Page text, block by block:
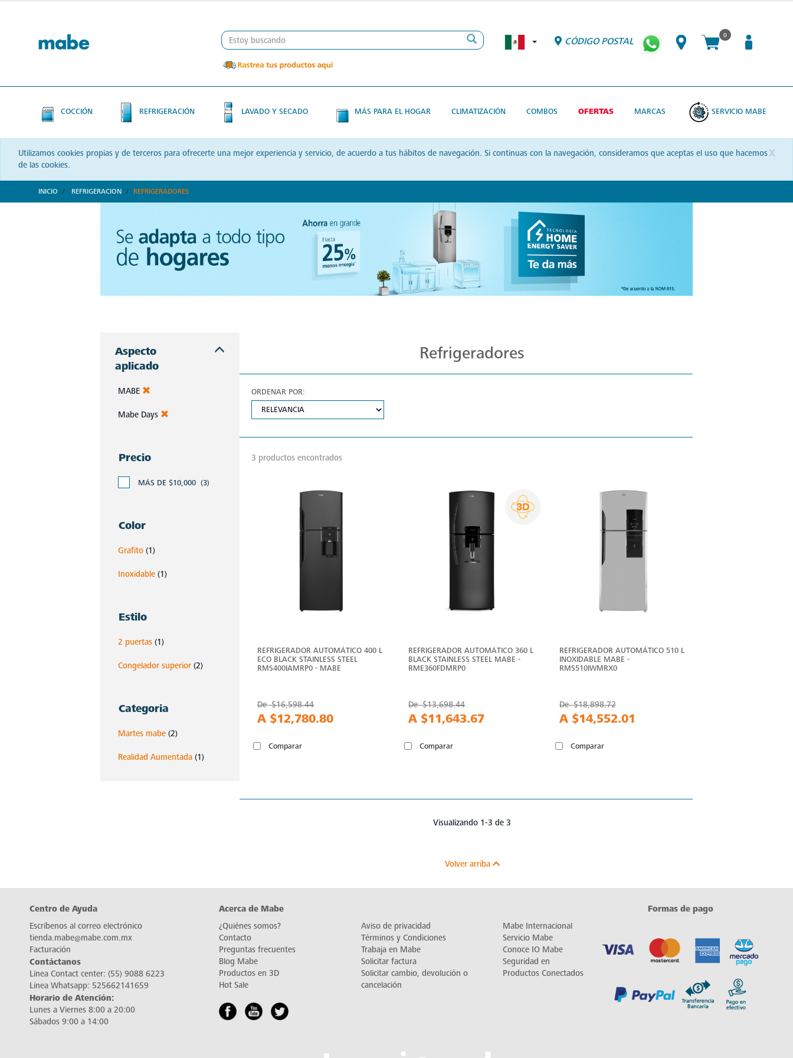
CÓDIGO POSTAL
0
COCCIÓN REFRIGERACIÓN LAVADO Y SECADO MÁS PARA EL HOGAR CLIMATIZACIÓN COMBOS OFERTAS MARCAS SERVICIO MABE
x
Utilizamos cookies propias y de terceros para ofrecerte una mejor experiencia y servicio, de acuerdo a tus hábitos de navegación. Si continuas con la navegación, consideramos que aceptas el uso que hacemos
de las cookies.
INICIO REFRIGERACION REFRIGERADORES
Aspecto
aplicado
MABE
Mabe Days
Precio
MÁS DE $10,000 (3)
Color
Grafito (1)
Inoxidable (1)
Estilo
2 puertas (1)
Congelador superior (2)
Categoria
Martes mabe (2)
Realidad Aumentada (1)
Refrigeradores
ORDENAR POR:
3 productos encontrados
REFRIGERADOR AUTOMÁTICO 400 L
ECO BLACK STAINLESS STEEL
RMS400IAMRP0 - MABE
De$16,598.44
A $12,780.80
Comparar
REFRIGERADOR AUTOMÁTICO 360 L
BLACK STAINLESS STEEL MABE -
RME360FDMRP0
De$13,698.44
A $11,643.67
Comparar
REFRIGERADOR AUTOMÁTICO 510 L
INOXIDABLE MABE -
RMS510IWMRX0
De$18,898.72
A $14,552.01
Comparar
Visualizando 1-3 de 3
Volver arriba
Centro de Ayuda
Escríbenos al correo electrónico
tienda.mabe@mabe.com.mx
Facturación
Contáctanos
Línea Contact center: (55) 9088 6223
Línea Whatsapp: 525662141659
Horario de Atención:
Lunes a Viernes 8:00 a 20:00
Sábados 9:00 a 14:00
Acerca de Mabe
¿Quiénes somos?
Contacto
Preguntas frecuentes
Blog Mabe
Productos en 3D
Hot Sale
Aviso de privacidad
Términos y Condiciones
Trabaja en Mabe
Solicitar factura
Solicitar cambio, devolución o
cancelación
Mabe Internacional
Servicio Mabe
Conoce IO Mabe
Seguridad en
Productos Conectados
Formas de pago